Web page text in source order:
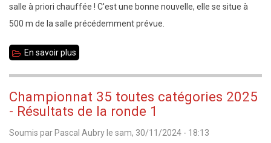
salle à priori chauffée ! C'est une bonne nouvelle, elle se situe à
500 m de la salle précédemment prévue.
En savoir plus
2025
et
Championnat 35 toutes catégories 2025
- Résultats de la ronde 1
Soumis par Pascal Aubry le sam, 30/11/2024 - 18:13